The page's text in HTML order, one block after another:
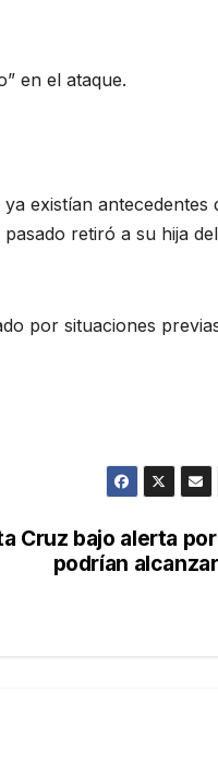
en el ataque.
existían antecedentes
retiró a su hija
por situaciones
Cruz bajo alerta
podrían